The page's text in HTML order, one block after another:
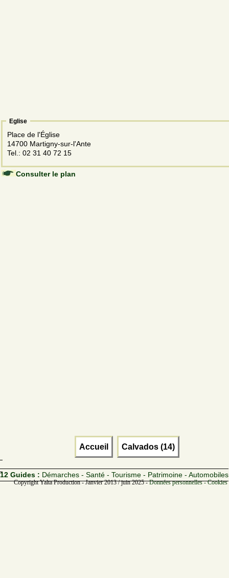
Eglise
Place de l'Église
14700 Martigny-sur-l'Ante
Tel.: 02 31 40 72 15
Consulter le plan
Accueil Calvados (14)
12 Guides : Démarches - Santé - Tourisme - Patrimoine - Automobiles
Copyright Yalta Production - Janvier 2013 / juin 2025 -Données personnelles -